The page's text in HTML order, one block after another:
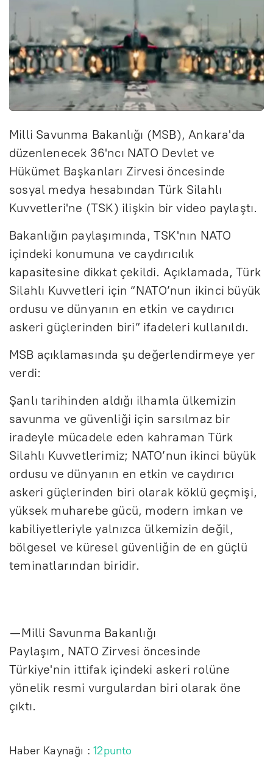
Milli Savunma Bakanlığı (MSB), Ankara'da
düzenlenecek 36'ncı NATO Devlet ve
Hükümet Başkanları Zirvesi öncesinde
sosyal medya hesabından Türk Silahlı
Kuvvetleri'ne (TSK) ilişkin bir video paylaştı.
Bakanlığın paylaşımında, TSK'nın NATO
içindeki konumuna ve caydırıcılık
kapasitesine dikkat çekildi. Açıklamada, Türk
Silahlı Kuvvetleri için “NATO’nun ikinci büyük
ordusu ve dünyanın en etkin ve caydırıcı
askeri güçlerinden biri” ifadeleri kullanıldı.
MSB açıklamasında şu değerlendirmeye yer
verdi:
Şanlı tarihinden aldığı ilhamla ülkemizin
savunma ve güvenliği için sarsılmaz bir
iradeyle mücadele eden kahraman Türk
Silahlı Kuvvetlerimiz; NATO’nun ikinci büyük
ordusu ve dünyanın en etkin ve caydırıcı
askeri güçlerinden biri olarak köklü geçmişi,
yüksek muharebe gücü, modern imkan ve
kabiliyetleriyle yalnızca ülkemizin değil,
bölgesel ve küresel güvenliğin de en güçlü
teminatlarından biridir.
— Milli Savunma Bakanlığı
Paylaşım, NATO Zirvesi öncesinde
Türkiye'nin ittifak içindeki askeri rolüne
yönelik resmi vurgulardan biri olarak öne
çıktı.
Haber Kaynağı :12punto